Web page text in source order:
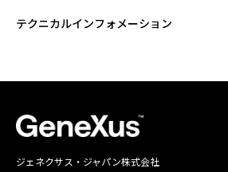
テクニカルインフォメーション
ジェネクサス・ジャパン株式会社